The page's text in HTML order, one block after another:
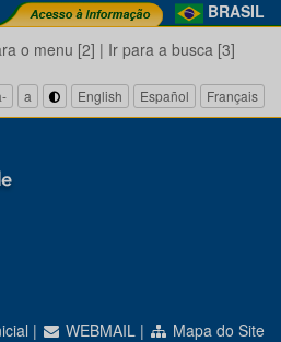
BRASIL
o menu [2] | Ir para a busca [3]
a English Español Français
| WEBMAIL | Mapa do Site